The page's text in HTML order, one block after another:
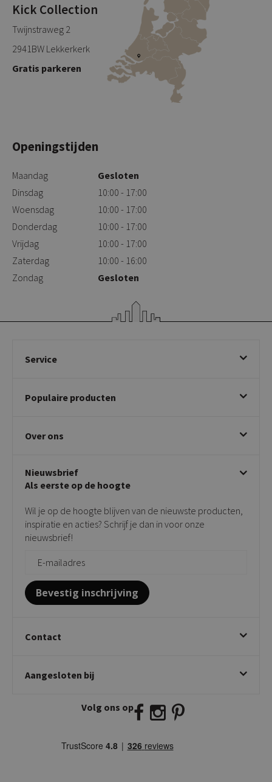
Kick Collection
Twijnstraweg 2
2941BW Lekkerkerk
Gratis parkeren
Openingstijden
Maandag
Gesloten
Dinsdag
10:00 - 17:00
Woensdag
10:00 - 17:00
Donderdag
10:00 - 17:00
Vrijdag
10:00 - 17:00
Zaterdag
10:00 - 16:00
Zondag
Gesloten
Service
Betalen & annuleren
Klachtafhandeling
Privacy policy
Populaire producten
Draaibare eetkamerstoelen
Taupe stoelen
Tuinstoelen
Bijzettafels
Over ons
Showroom
Contact
Onderhoudsproducten
Vloerbescherming
Giftcards
Nieuwsbrief
Als eerste op de hoogte
Wil je op de hoogte blijven van de nieuwste producten,
inspiratie en acties? Schrijf je dan in voor onze
nieuwsbrief!
Bevestig inschrijving
Contact
Twijnstraweg 2
info@kickcollection.nl
Aangesloten bij
Volg ons op